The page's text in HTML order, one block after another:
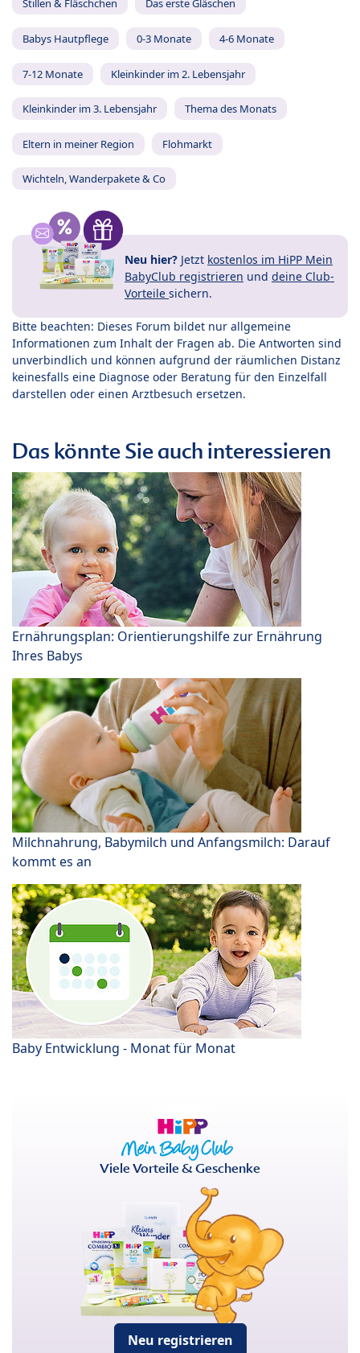
Stillen & Fläschchen Das erste Gläschen
Babys Hautpflege 0-3 Monate 4-6 Monate
7-12 Monate Kleinkinder im 2. Lebensjahr
Kleinkinder im 3. Lebensjahr Thema des Monats
Eltern in meiner Region Flohmarkt
Wichteln, Wanderpakete & Co
Neu hier? Jetzt kostenlos im HiPP Mein
BabyClub registrieren und deine Club-
Vorteile sichern.
Bitte beachten: Dieses Forum bildet nur allgemeine
Informationen zum Inhalt der Fragen ab. Die Antworten sind
unverbindlich und können aufgrund der räumlichen Distanz
keinesfalls eine Diagnose oder Beratung für den Einzelfall
darstellen oder einen Arztbesuch ersetzen.
Das könnte Sie auch interessieren
Ernährungsplan: Orientierungshilfe zur Ernährung
Ihres Babys
Milchnahrung, Babymilch und Anfangsmilch: Darauf
kommt es an
Baby Entwicklung - Monat für Monat
Viele Vorteile & Geschenke
Neu registrieren